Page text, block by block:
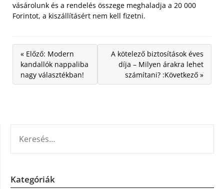
vásárolunk és a rendelés összege meghaladja a 20 000
Forintot, a kiszállításért nem kell fizetni.
« Előző: Modern
kandallók nappaliba
nagy választékban!
A kötelező biztosítások éves
díja – Milyen árakra lehet
számítani? :Következő »
Kategóriák